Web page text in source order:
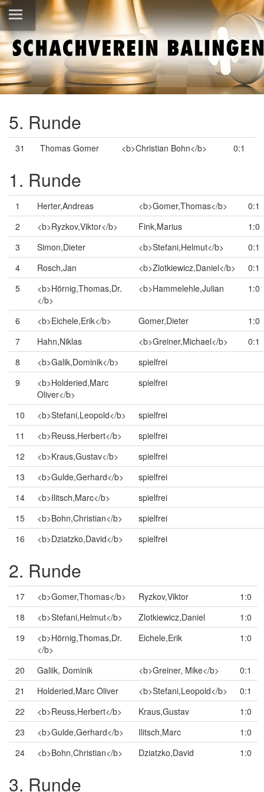
5. Runde
31 Thomas Gomer <b>Christian Bohn</b> 0:1
1. Runde
1 Herter,Andreas <b>Gomer,Thomas</b>
0:1
2
<b>Ryzkov,Viktor</b> Fink,Marius
1:0
3
Simon,Dieter <b>Stefani,Helmut</b>
0:1
4
Rosch,Jan <b>Zlotkiewicz,Daniel</b>
0:1
5
<b>Hörnig,Thomas,Dr.
</b>
<b>Hammelehle,Julian 1:0
6 <b>Eichele,Erik</b> Gomer,Dieter
1:0
7
Hahn,Niklas <b>Greiner,Michael</b>
0:1
8
<b>Galik,Dominik</b>
spielfrei
9
<b>Holderied,Marc
Oliver</b>
spielfrei
10 <b>Stefani,Leopold</b>
spielfrei
11
<b>Reuss,Herbert</b>
spielfrei
12
<b>Kraus,Gustav</b>
spielfrei
13
<b>Gulde,Gerhard</b>
spielfrei
14
<b>Ilitsch,Marc</b>
spielfrei
15
<b>Bohn,Christian</b>
spielfrei
16
<b>Dziatzko,David</b> spielfrei
2. Runde
17 <b>Gomer,Thomas</b> Ryzkov,Viktor
1:0
18
<b>Stefani,Helmut</b> Zlotkiewicz,Daniel
1:0
19
<b>Hörnig,Thomas,Dr.
</b>
Eichele,Erik 1:0
20 Galiik, Dominik <b>Greiner, Mike</b>
0:1
21
Holderied,Marc Oliver <b>Stefani,Leopold</b>
0:1
22
<b>Reuss,Herbert</b> Kraus,Gustav
1:0
23
<b>Gulde,Gerhard</b> Ilitsch,Marc
1:0
24
<b>Bohn,Christian</b> Dziatzko,David 1:0
3. Runde